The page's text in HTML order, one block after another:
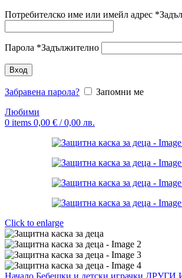
Потребителско име или имейл адрес *
Парола *Задължително
Вход
Забравена парола?
Запомни ме
Любими
0 items 0,00 € / 0,00 лв.
Click to enlarge
Начало Бебешки и детски играчки ДРУГИ